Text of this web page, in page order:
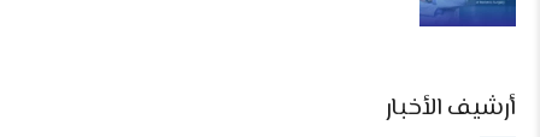
أرشيف الأخبار